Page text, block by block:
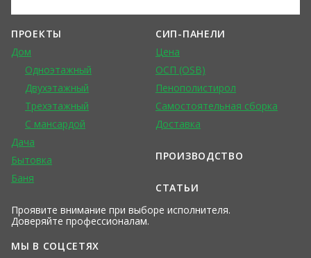
ПРОЕКТЫ
Дом
Одноэтажный
Двухэтажный
Трехэтажный
С мансардой
Дача
Бытовка
Баня
Проявите внимание при выборе исполнителя.
Доверяйте профессионалам.
СИП-ПАНЕЛИ
Цена
ОСП (OSB)
Пенополистирол
Самостоятельная сборка
Доставка
ПРОИЗВОДСТВО
СТАТЬИ
МЫ В СОЦСЕТЯХ